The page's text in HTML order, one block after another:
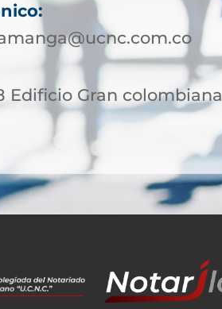
Edificio Gran colombiana